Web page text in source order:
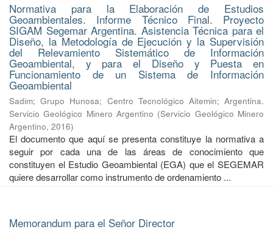
Normativa para la Elaboración de Estudios
Geoambientales. Informe Técnico Final. Proyecto
SIGAM Segemar Argentina. Asistencia Técnica para el
Diseño, la Metodología de Ejecución y la Supervisión
del Relevamiento Sistemático de Información
Geoambiental, y para el Diseño y Puesta en
Funcionamiento de un Sistema de Información
Geoambiental
Sadim;Grupo Hunosa; Centro Tecnológico Aitemin;Argentina.
Servicio Geológico Minero Argentino (Servicio Geológico Minero
Argentino, 2016)
El documento que aquí se presenta constituye la normativa a
seguir por cada una de las áreas de conocimiento que
constituyen el Estudio Geoambiental (EGA) que el SEGEMAR
quiere desarrollar como instrumento de ordenamiento ...
Memorandum para el Señor Director